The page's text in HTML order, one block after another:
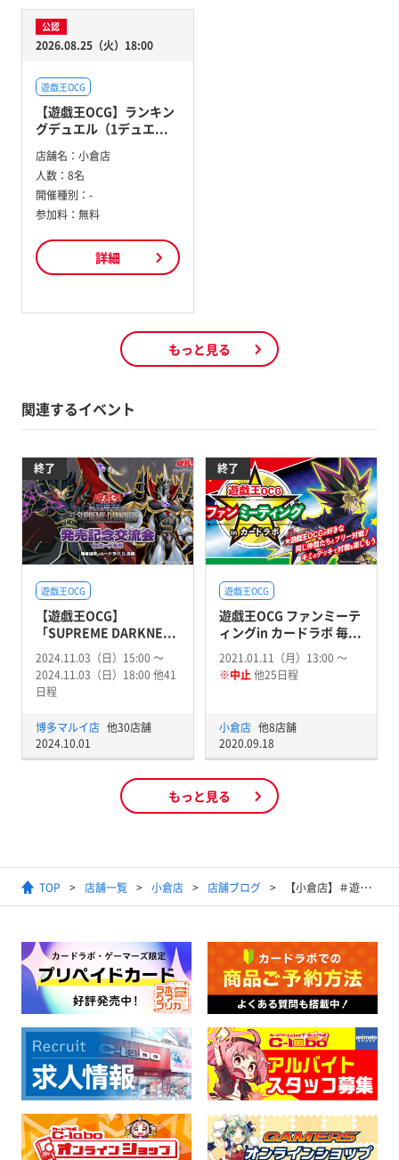
公認
2026.08.25（火）18:00
遊戯王OCG
【遊戯王OCG】ランキン
グデュエル（1デュエ...
店舗名： 小倉店
人数： 8名
開催種別： -
参加料： 無料
詳細
もっと見る
関連するイベント
終了
遊戯王OCG
【遊戯王OCG】
「SUPREME DARKNE...
2024.11.03（日）15:00 〜
2024.11.03（日）18:00 他41
日程
博多マルイ店 他30店舗
2024.10.01
終了
遊戯王OCG
遊戯王OCG ファンミーテ
ィングin カードラボ 毎...
2021.01.11（月）13:00 〜
※中止 他25日程
小倉店 他8店舗
2020.09.18
もっと見る
TOP 店舗一覧 小倉店 店舗ブログ 【小倉店】＃遊戯王 ＃買取情報 汎用系のカード中心に買取募集中です！